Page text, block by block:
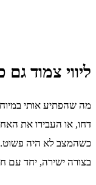
ליווי צמוד
מה שהפתיע אותי
דחו, או העבירו את
כשהמצב לא היה פשוט.
בצורה ישירה, יחד עם